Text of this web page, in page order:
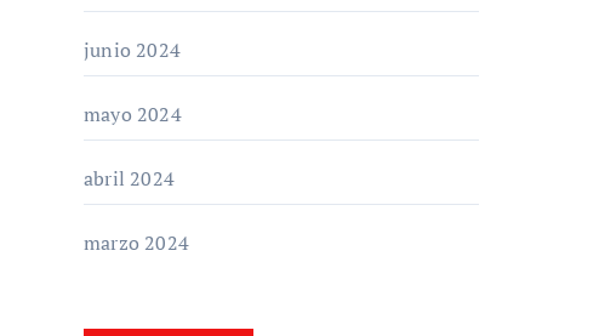
junio 2024
mayo 2024
abril 2024
marzo 2024